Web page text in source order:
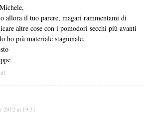
allora il tuo parere, magari rammentami di
altre cose con i pomodori secchi più avanti
ho più materiale stagionale.
2012 at 19:31